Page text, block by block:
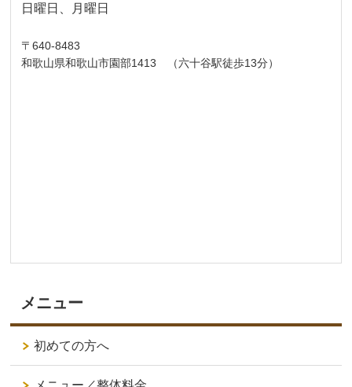
日曜日、月曜日
〒640-8483
和歌山県和歌山市園部1413 （六十谷駅徒歩13分）
メニュー
初めての方へ